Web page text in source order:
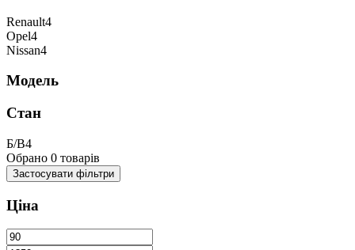
Renault4
Opel4
Nissan4
Модель
Стан
Б/В4
Обрано 0 товарів
Застосувати фільтри
Ціна